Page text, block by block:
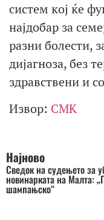
систем кој ќе
најдобар за
разни болести,
дијагноза, без
здравствени и
Извор: СМК
Најново
Сведок на судењето за
новинарката на Малта:
шампањско“